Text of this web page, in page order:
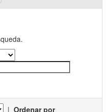
| Ordenar por